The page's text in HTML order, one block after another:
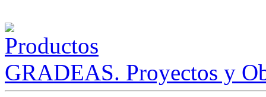
GRADEAS. Proyectos y